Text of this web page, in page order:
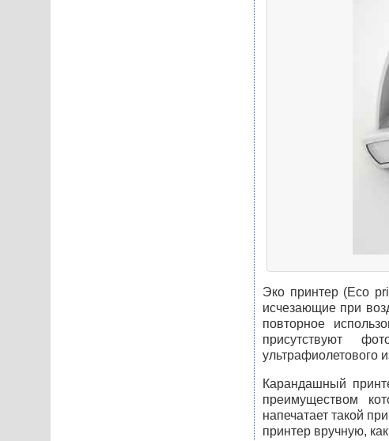
Эко принтер (Eco
исчезающие при
повторное
присутствуют
ультрафиолетового
Карандашный
преимуществом
напечатает такой
принтер вручную,